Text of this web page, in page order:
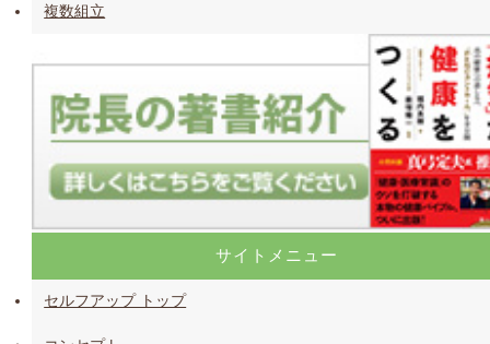
複数組立
サイトメニュー
セルフアップ トップ